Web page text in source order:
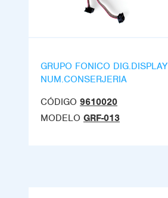
GRUPO FONICO DIG.DISPLAY
NUM.CONSERJERIA
CÓDIGO 9610020
MODELO GRF-013